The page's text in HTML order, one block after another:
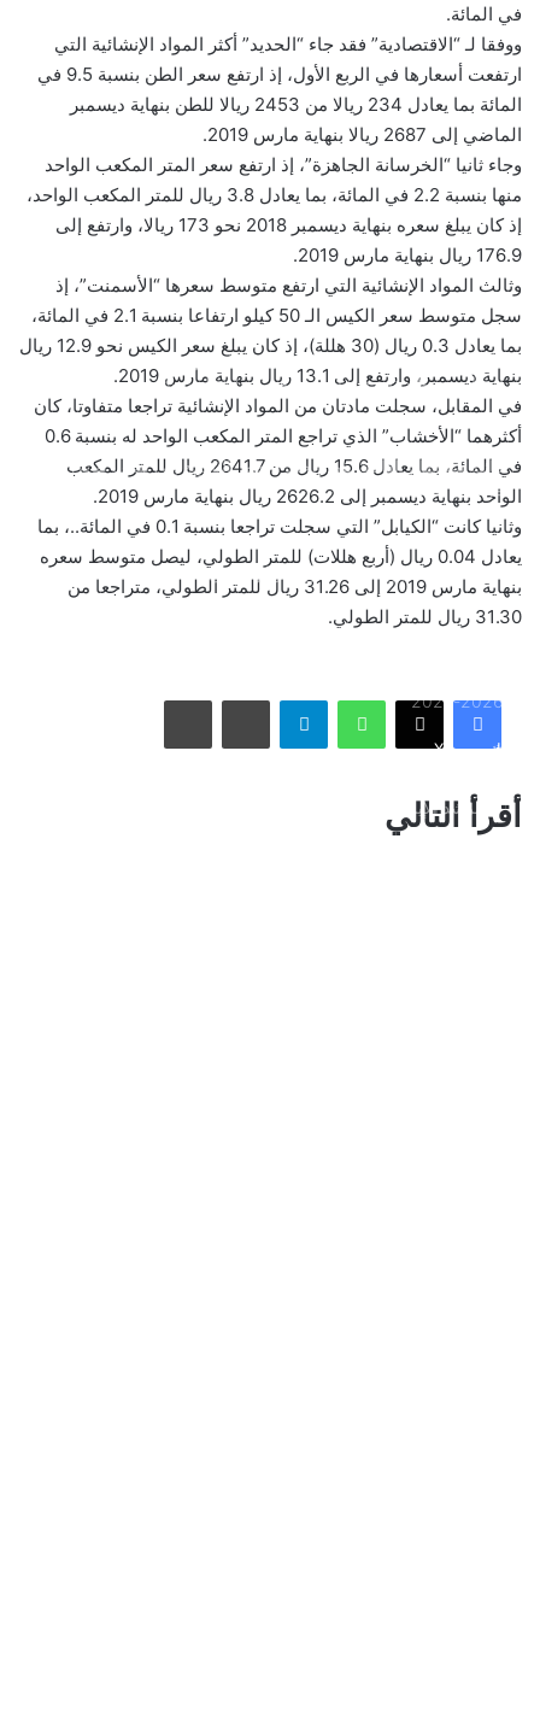
في المائة.
ووفقا لـ “الاقتصادية” فقد جاء “الحديد” أكثر المواد الإنشائية التي
ارتفعت أسعارها في الربع الأول، إذ ارتفع سعر الطن بنسبة 9.5 في
المائة بما يعادل 234 ريالا من 2453 ريالا للطن بنهاية ديسمبر
الماضي إلى 2687 ريالا بنهاية مارس 2019.
وجاء ثانيا “الخرسانة الجاهزة”، إذ ارتفع سعر المتر المكعب الواحد
منها بنسبة 2.2 في المائة، بما يعادل 3.8 ريال للمتر المكعب الواحد،
إذ كان يبلغ سعره بنهاية ديسمبر 2018 نحو 173 ريالا، وارتفع إلى
176.9 ريال بنهاية مارس 2019.
وثالث المواد الإنشائية التي ارتفع متوسط سعرها “الأسمنت”، إذ
سجل متوسط سعر الكيس الـ 50 كيلو ارتفاعا بنسبة 2.1 في المائة،
بما يعادل 0.3 ريال (30 هللة)، إذ كان يبلغ سعر الكيس نحو 12.9 ريال
بنهاية ديسمبر، وارتفع إلى 13.1 ريال بنهاية مارس 2019.
في المقابل، سجلت مادتان من المواد الإنشائية تراجعا متفاوتا، كان
أكثرهما “الأخشاب” الذي تراجع المتر المكعب الواحد له بنسبة 0.6
في المائة، بما يعادل 15.6 ريال من 2641.7 ريال للمتر المكعب
الواحد بنهاية ديسمبر إلى 2626.2 ريال بنهاية مارس 2019.
وثانيا كانت “الكيابل” التي سجلت تراجعا بنسبة 0.1 في المائة..، بما
يعادل 0.04 ريال (أربع هللات) للمتر الطولي، ليصل متوسط سعره
بنهاية مارس 2019 إلى 31.26 ريال للمتر الطولي، متراجعا من
31.30 ريال للمتر الطولي.
فيسبوك X
واتساب تيلقرام مشاركة عبر البريد طباعة
أقرأ التالي
بالصور: 800 متر من الرعب في بامبلونا.. ثيران هائجة تسحق
المغامرين ولن تصدق ما يحدث في «حلبة الموت»!
ثنائية بيلينغهام القاتلة تقود إنجلترا لعبور النرويج إلى نصف نهائي
مونديال 2026
أمريكا تشنّ الجولة الثالثة من ضرباتها الجوية على إيران رداً على
هجوم بمضيق هرمز
2026-2027
«المرشد الإيراني» يشعل العالم